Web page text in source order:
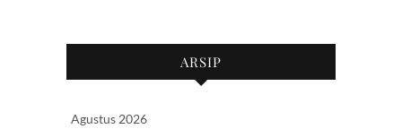
ARSIP
Agustus 2026